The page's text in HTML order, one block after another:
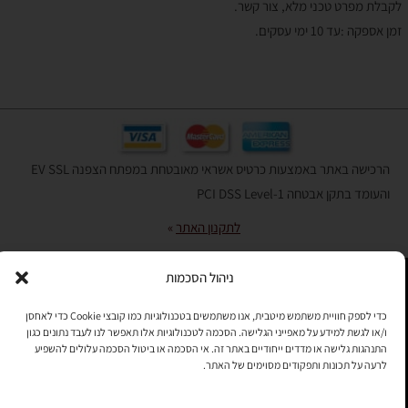
ניהול הסכמות
כדי לספק חוויית משתמש מיטבית, אנו משתמשים בטכנולוגיות כמו קובצי Cookie כדי לאחסן
ו/או לגשת למידע על מאפייני הגלישה. הסכמה לטכנולוגיות אלו תאפשר לנו לעבד נתונים כגון
התנהגות גלישה או מדדים ייחודיים באתר זה. אי הסכמה או ביטול הסכמה עלולים להשפיע
לרעה על תכונות ותפקודים מסוימים של האתר.
לקבלת מפרט טכני מלא, צור קשר.
זמן אספקה :עד 10 ימי עסקים.
הרכישה באתר באמצעות כרטיס אשראי מאובטחת במפתח הצפנה EV SSL
והעומד בתקן אבטחה PCI DSS Level-1
לתקנון האתר»
תהיו בקשר
רוצים לקבל מידי פעם מידע? מקסימום פעם בחודש. בלי פרסומות ובלי
להטריד. רק טיפים לשימושכם, מידע על דברים חדשים בחנות, מבצעים
וכדומה. מוזמנים להקליד את כתובת המייל שלכם: